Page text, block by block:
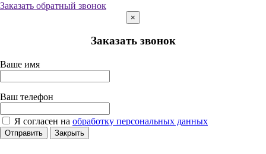
Заказать обратный звонок
×
Заказать звонок
Ваше имя
Ваш телефон
Я согласен на обработку персональных данных
Отправить Закрыть